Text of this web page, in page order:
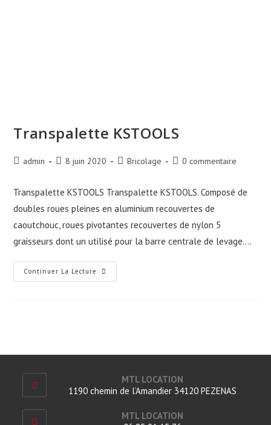
Transpalette KSTOOLS
Auteur/autrice
publication :
admin
Publication
8 juin 2020
PostBricolage
Commentaires
publication :
0 commentaire
Transpalette KSTOOLS Transpalette KSTOOLS. Composé de
doubles roues pleines en aluminium recouvertes de
caoutchouc, roues pivotantes recouvertes de nylon 5
graisseurs dont un utilisé pour la barre centrale de levage.…
Continuer La Lecture Transpalette
KSTOOLS
MTL LOCATION
1190 chemin de l’Amandier 34120 PEZENAS
MTL LOCATION